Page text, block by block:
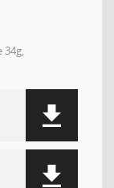
34g,